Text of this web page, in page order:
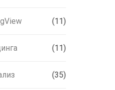
(11)
(11)
(35)